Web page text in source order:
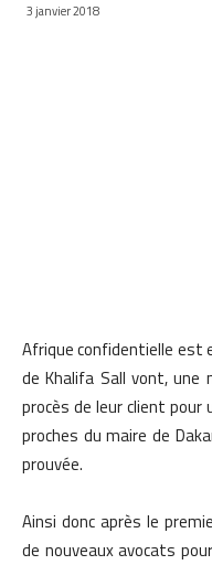
3 janvier 2018
Afrique confidentielle est
de Khalifa Sall vont, une
procès de leur client pour
proches du maire de
prouvée.
Ainsi donc après le
de nouveaux avocats